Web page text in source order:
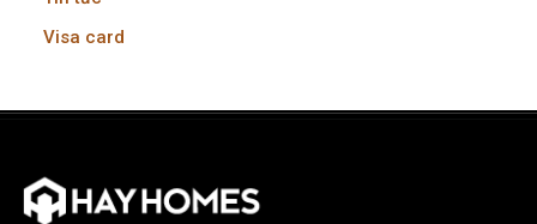
Visa card